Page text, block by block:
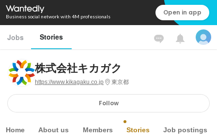
Business social network with 4M professionals Open in app
Jobs Stories
株式会社キカガク
https://www.kikagaku.co.jp 東京都
Follow
Home About us Members Stories Job postings